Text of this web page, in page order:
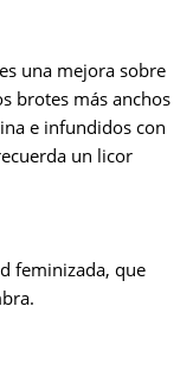
una mejora sobre
brotes más anchos
e infundidos con
un licor
feminizada, que